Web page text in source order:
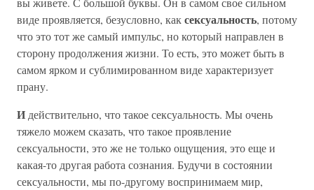
виде проявляется, безусловно, каксексуальность, потому
что это тот же самый импульс, но который направлен в
сторону продолжения жизни. То есть, это может быть в
самом ярком и сублимированном виде характеризует
прану.
И действительно, что такое сексуальность. Мы очень
тяжело можем сказать, что такое проявление
сексуальности, это же не только ощущения, это еще и
какая-то другая работа сознания. Будучи в состоянии
сексуальности, мы по-другому воспринимаем мир,